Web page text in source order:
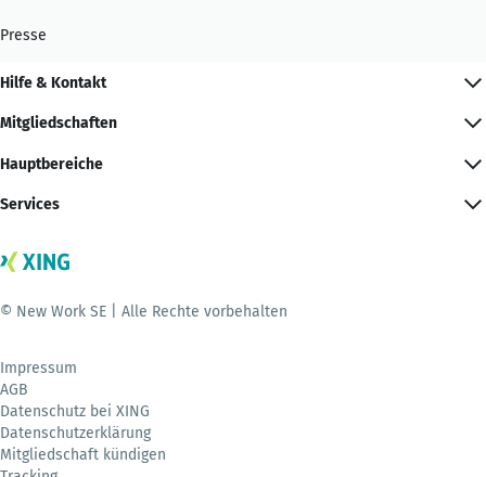
Presse
Hilfe & Kontakt
Mitgliedschaften
Hauptbereiche
Services
© New Work SE | Alle Rechte vorbehalten
Impressum
AGB
Datenschutz bei XING
Datenschutzerklärung
Mitgliedschaft kündigen